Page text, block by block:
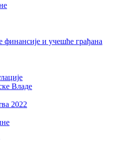
финансије и учешће грађана
Владе
2022